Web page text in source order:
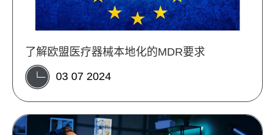
了解欧盟医疗器械本地化的MDR要求
03 07 2024